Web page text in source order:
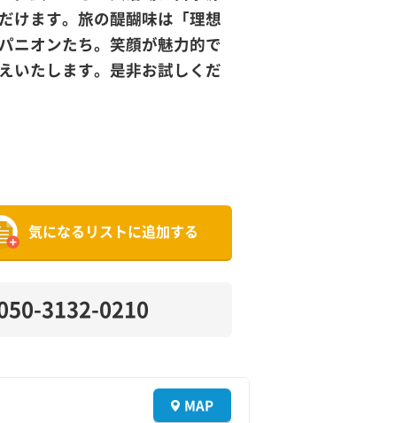
けます。旅の醍醐味は「理想
ニオンたち。笑顔が魅力的で
いたします。是非お試しくだ
気になるリストに追加する
3132-0210
MAP